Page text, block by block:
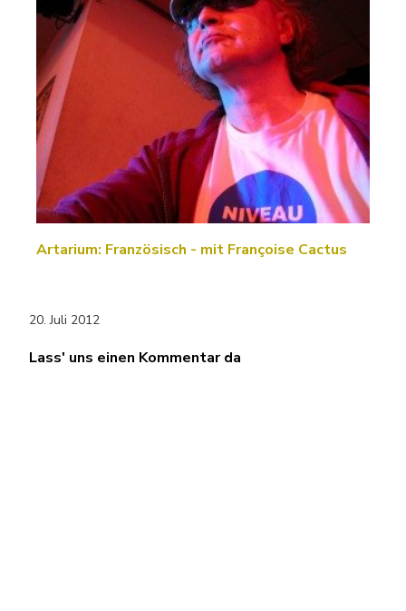
Artarium: Französisch - mit Françoise Cactus
20. Juli 2012
Lass' uns einen Kommentar da